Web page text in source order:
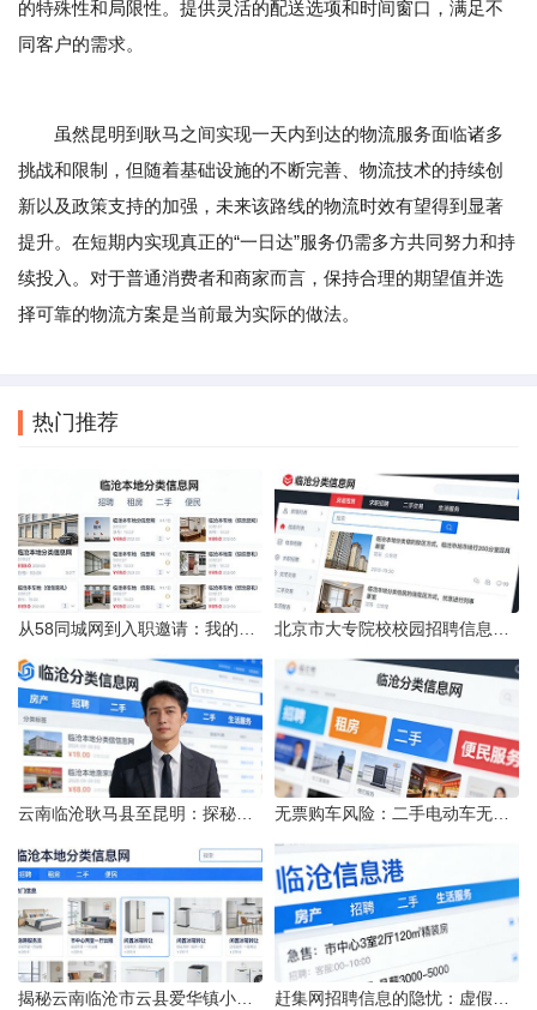
的特殊性和局限性。提供灵活的配送选项和时间窗口，满足不
同客户的需求。
虽然昆明到耿马之间实现一天内到达的物流服务面临诸多
挑战和限制，但随着基础设施的不断完善、物流技术的持续创
新以及政策支持的加强，未来该路线的物流时效有望得到显著
提升。在短期内实现真正的“一日达”服务仍需多方共同努力和持
续投入。对于普通消费者和商家而言，保持合理的期望值并选
择可靠的物流方案是当前最为实际的做法。
热门推荐